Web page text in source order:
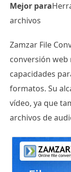
Mejor para
archivos
Zamzar File
conversión web
capacidades
formatos. Su
vídeo, ya que
archivos de